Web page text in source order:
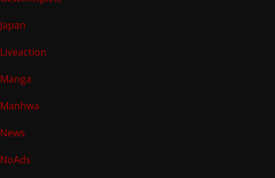
Japan
Liveaction
Manga
Manhwa
News
NoAds